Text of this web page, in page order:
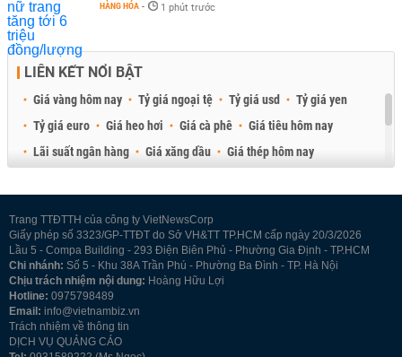
HÀNG HÓA - 1 phút trước
LIÊN KẾT NỔI BẬT
Giá vàng hôm nay Tỷ giá ngoại tệ Tỷ giá usd
Tỷ giá yen
Tỷ giá euro
Giá heo hơi Giá cà phê
Giá tiêu hôm nay
Lãi suất ngân hàng
Giá xăng dầu
Giá thép hôm nay
Trang TTĐTTH của công ty VietNewsCorp
Giấy phép số 3323/GP-TTĐT do Sở VH&TT TP.HCM cấp ngày 20/3/2026
Lầu 5 - Compa Building - 293 Điện Biên Phủ - Phường Gia Định - TP.HCM
Chi nhánh: Số 5 - Khu 38A Trần Phú - Phường Ba Đình - TP. Hà Nội
Chịu trách nhiệm nội dung: Hoàng Hữu Lợi
Hotline: 0975798489
Email: info@vietnambiz.vn
Trách nhiệm về thông tin
DỊCH VỤ QUẢNG CÁO